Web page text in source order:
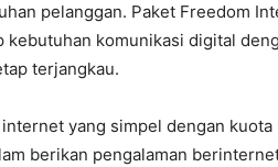
pelanggan. Paket Freedom
komunikasi digital
terjangkau.
yang simpel dengan kuota
berikan pengalaman